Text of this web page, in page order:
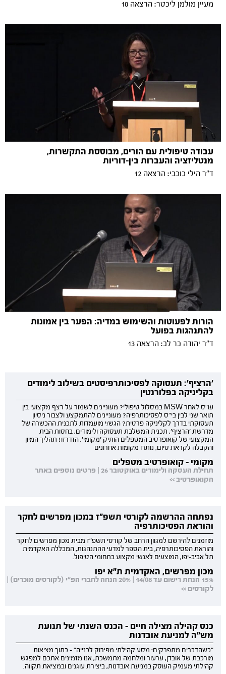
מעיין מולמן ליכטר: הרצאה 10
עבודה טיפולית עם הורים, מבוססת התקשרות,
מנטליזציה והעברות בין-דוריות
ד"ר הילי כוכבי: הרצאה 12
הורות לפעוטות והשימוש במדיה: הפער בין אמונות
להתנהגות בפועל
ד"ר יהודה בר לב: הרצאה 13
'הרציף': תעסוקה לפסיכותרפיסטים בשילוב לימודים
בקליניקה בפלורנטין
עו"ס לאחר MSW במסלול טיפולי? מעוניינים לשמור על רצף מקצועי בין
תואר שני לבין בי"ס לפסיכותרפיה? מעוניינים להתמקצע ולצבור ניסיון
תעסוקתי בדרך לקליניקה פרטית? הגש/י מועמדות לתכנית ההכשרה של
מדרשת 'הרציף', תכנית המשלבת תעסוקה ולימודים, בחסות הבית
המקצועי של קואופרטיב המטפלים הותיק 'מקומי'. הזדרזו! תהליך המיון
והקבלה לקראת סיום, נותרו מקומות אחרונים
מקומי - קואופרטיב מטפלים
תחילת העסקה ולימודים באוקטובר 26 | פרטים נוספים באתר
הקואופרטיב >>
נפתחה ההרשמה לקורסי תשפ"ז במכון מפרשים לחקר
והוראת הפסיכותרפיה
מוזמנים להירשם למגוון הרחב של קורסי תשפ"ז מבית מכון מפרשים לחקר
והוראת הפסיכותרפיה, בית הספר למדעי ההתנהגות, המכללה האקדמית
תל אביב-יפו, המוצעים לאנשי מקצוע בתחומי הטיפול.
מכון מפרשים, האקדמית ת"א יפו
15% הנחת רישום עד 14/08 | 20% הנחה לחברי הפ"י (לקורסים מוכרים) |
לקורסים >>
כנס קהילה מצילה חיים - הכנס השנתי של תנועת
מש"ה למניעת אובדנות
"כשהדברים מתפרקים: מסע קהילתי מפירוק לבנייה" - בתוך מציאות
מורכבת של אובדן, ערעור ומלחמה מתמשכת, אנו מזמינים אתכם למפגש
קהילתי מעמיק העוסק במניעת אובדנות, ביצירת עוגנים ובמציאת תקווה.